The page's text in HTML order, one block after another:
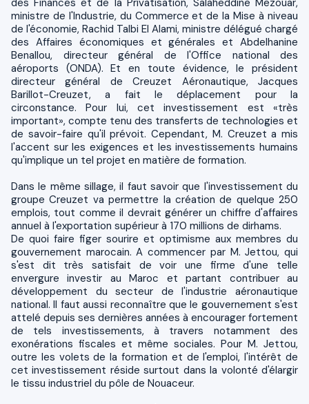
ministre de l'Industrie, du Commerce et de la Mise à niveau
de l'économie, Rachid Talbi El Alami, ministre délégué chargé
des Affaires économiques et générales et Abdelhanine
Benallou, directeur général de l'Office national des
aéroports (ONDA). Et en toute évidence, le président
directeur général de Creuzet Aéronautique, Jacques
Barillot-Creuzet, a fait le déplacement pour la
circonstance. Pour lui, cet investissement est «très
important», compte tenu des transferts de technologies et
de savoir-faire qu'il prévoit. Cependant, M. Creuzet a mis
l'accent sur les exigences et les investissements humains
qu'implique un tel projet en matière de formation.
Dans le même sillage, il faut savoir que l'investissement du
groupe Creuzet va permettre la création de quelque 250
emplois, tout comme il devrait générer un chiffre d'affaires
annuel à l'exportation supérieur à 170 millions de dirhams.
De quoi faire figer sourire et optimisme aux membres du
gouvernement marocain. A commencer par M. Jettou, qui
s'est dit très satisfait de voir une firme d'une telle
envergure investir au Maroc et partant contribuer au
développement du secteur de l'industrie aéronautique
national. Il faut aussi reconnaître que le gouvernement s'est
attelé depuis ses dernières années à encourager fortement
de tels investissements, à travers notamment des
exonérations fiscales et même sociales. Pour M. Jettou,
outre les volets de la formation et de l'emploi, l'intérêt de
cet investissement réside surtout dans la volonté d'élargir
le tissu industriel du pôle de Nouaceur.